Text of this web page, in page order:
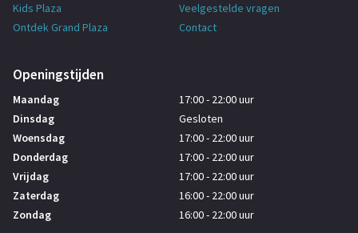
Kids Plaza
Ontdek Grand Plaza
Veelgestelde vragen
Contact
Openingstijden
Maandag
Dinsdag
Woensdag
Donderdag
Vrijdag
Zaterdag
Zondag
17:00 - 22:00 uur
Gesloten
17:00 - 22:00 uur
17:00 - 22:00 uur
17:00 - 22:00 uur
16:00 - 22:00 uur
16:00 - 22:00 uur